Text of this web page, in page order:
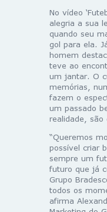
No vídeo
alegria a sua
quando seu
gol para ela.
homem
teve ao
um jantar. O
memórias,
fazem o
um passado
realidade, são
“Queremos
possível criar
sempre um
futuro que já
Grupo
todos os
afirma